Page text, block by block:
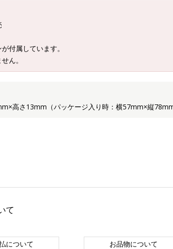
付属しています。
ん。
高さ13mm（パッケージ入り時：横57mm×縦78mm
て
について お品物について